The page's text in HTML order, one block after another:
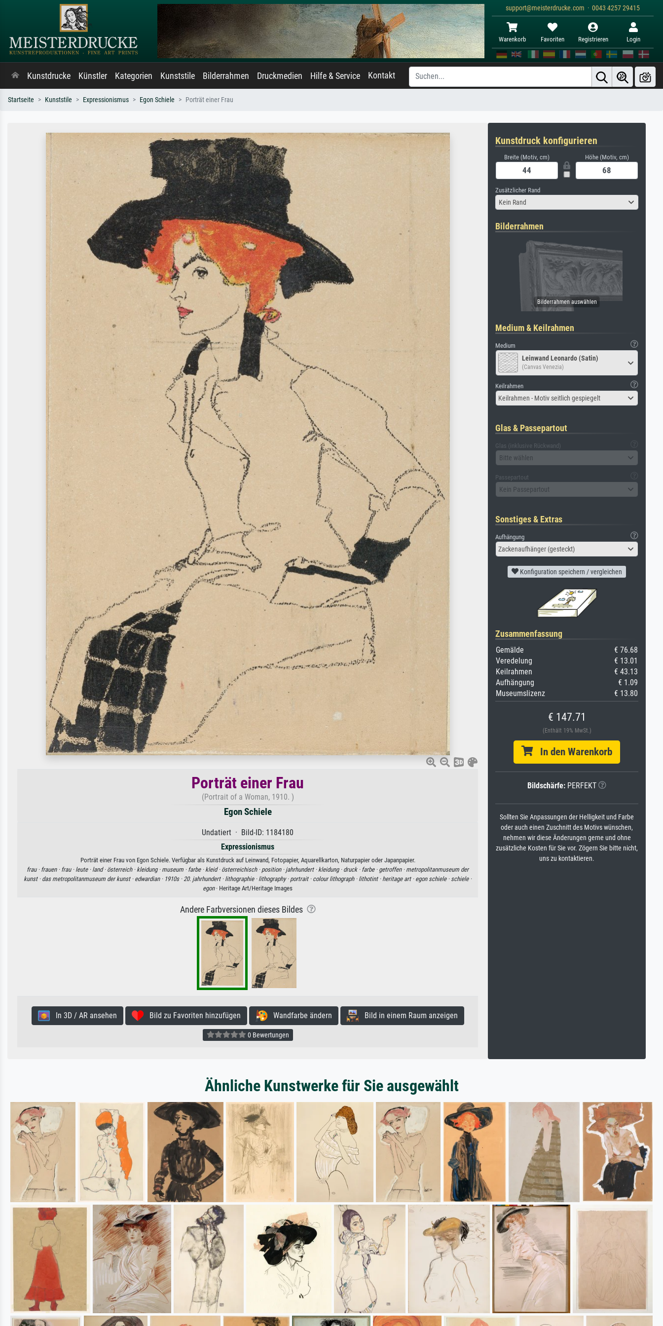
support@meisterdrucke.com · 0043 4257 29415
Warenkorb Favoriten Registrieren Login
Kunstdrucke Künstler Kategorien Kunststile Bilderrahmen Druckmedien Hilfe & Service Kontakt
Startseite Kunststile Expressionismus Egon Schiele Porträt einer Frau
Porträt einer Frau
(Portrait of a Woman, 1910. )
Egon Schiele
Undatiert · Bild-ID: 1184180
Expressionismus
Porträt einer Frau von Egon Schiele. Verfügbar als Kunstdruck auf Leinwand, Fotopapier, Aquarellkarton, Naturpapier oder Japanpapier.
frau · frauen · frau · leute · land · österreich · kleidung · museum · farbe · kleid · österreichisch · position · jahrhundert · kleidung · druck · farbe · getroffen · metropolitanmuseum der
kunst · das metropolitanmuseum der kunst · edwardian · 1910s · 20. jahrhundert · lithographie · lithography · portrait · colour lithograph · lithotint · heritage art · egon schiele · schiele ·
egon· Heritage Art/Heritage Images
Andere Farbversionen dieses Bildes
In 3D / AR ansehen Bild zu Favoriten hinzufügen Wandfarbe ändern Bild in einem Raum anzeigen
0 Bewertungen
Kunstdruck konfigurieren
Breite (Motiv, cm) Höhe (Motiv, cm)
Zusätzlicher Rand
Kein Rand
Bilderrahmen
Medium & Keilrahmen
Medium
Leinwand Leonardo (Satin)
(Canvas Venezia)
Keilrahmen
Keilrahmen - Motiv seitlich gespiegelt
Glas & Passepartout
Glas (inklusive Rückwand)
Bitte wählen
Passepartout
Kein Passepartout
Sonstiges & Extras
Aufhängung
Zackenaufhänger (gesteckt)
Konfiguration speichern / vergleichen
Zusammenfassung
Gemälde
€ 76.68
Veredelung
€ 13.01
Keilrahmen
€ 43.13
Aufhängung
€ 1.09
Museumslizenz
€ 13.80
€ 147.71
(Enthält 19% MwSt.)
In den Warenkorb
Bildschärfe: PERFEKT
Sollten Sie Anpassungen der Helligkeit und Farbe
oder auch einen Zuschnitt des Motivs wünschen,
nehmen wir diese Änderungen gerne und ohne
zusätzliche Kosten für Sie vor. Zögern Sie bitte nicht,
uns zu kontaktieren.
Ähnliche Kunstwerke für Sie ausgewählt